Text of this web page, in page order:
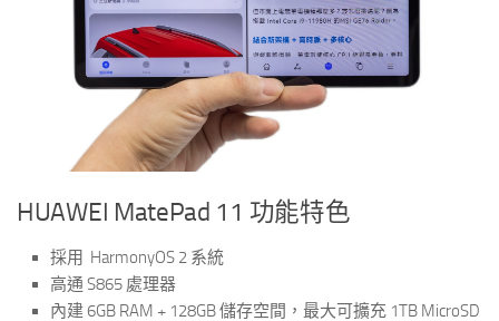
HUAWEI MatePad 11 功能特色
採用 HarmonyOS 2 系統
高通 S865 處理器
內建 6GB RAM + 128GB 儲存空間，最大可擴充 1TB MicroSD